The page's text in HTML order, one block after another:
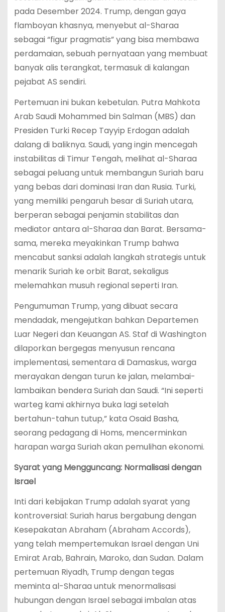
pada Desember 2024. Trump, dengan gaya
flamboyan khasnya, menyebut al-Sharaa
sebagai “figur pragmatis” yang bisa membawa
perdamaian, sebuah pernyataan yang membuat
banyak alis terangkat, termasuk di kalangan
pejabat AS sendiri.
Pertemuan ini bukan kebetulan. Putra Mahkota
Arab Saudi Mohammed bin Salman (MBS) dan
Presiden Turki Recep Tayyip Erdogan adalah
dalang di baliknya. Saudi, yang ingin mencegah
instabilitas di Timur Tengah, melihat al-Sharaa
sebagai peluang untuk membangun Suriah baru
yang bebas dari dominasi Iran dan Rusia. Turki,
yang memiliki pengaruh besar di Suriah utara,
berperan sebagai penjamin stabilitas dan
mediator antara al-Sharaa dan Barat. Bersama-
sama, mereka meyakinkan Trump bahwa
mencabut sanksi adalah langkah strategis untuk
menarik Suriah ke orbit Barat, sekaligus
melemahkan musuh regional seperti Iran.
Pengumuman Trump, yang dibuat secara
mendadak, mengejutkan bahkan Departemen
Luar Negeri dan Keuangan AS. Staf di Washington
dilaporkan bergegas menyusun rencana
implementasi, sementara di Damaskus, warga
merayakan dengan turun ke jalan, melambai-
lambaikan bendera Suriah dan Saudi. “Ini seperti
warteg kami akhirnya buka lagi setelah
bertahun-tahun tutup,” kata Osaid Basha,
seorang pedagang di Homs, mencerminkan
harapan warga Suriah akan pemulihan ekonomi.
Syarat yang Mengguncang: Normalisasi dengan
Israel
Inti dari kebijakan Trump adalah syarat yang
kontroversial: Suriah harus bergabung dengan
Kesepakatan Abraham (Abraham Accords),
yang telah mempertemukan Israel dengan Uni
Emirat Arab, Bahrain, Maroko, dan Sudan. Dalam
pertemuan Riyadh, Trump dengan tegas
meminta al-Sharaa untuk menormalisasi
hubungan dengan Israel sebagai imbalan atas